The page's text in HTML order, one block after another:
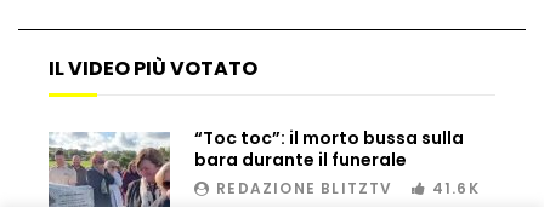
Auto si schianta, il guidatore vola dal
IL VIDEO PIÙ VOTATO
“Toc toc”: il morto bussa sulla
bara durante il funerale
REDAZIONE BLITZTV 41.6K